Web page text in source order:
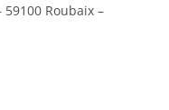
Roubaix –